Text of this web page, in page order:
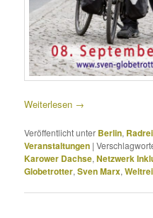
Weiterlesen →
Veröffentlicht unter Berlin,
Veranstaltungen |
Karower Dachse,Netzwerk
Globetrotter,Sven Marx,